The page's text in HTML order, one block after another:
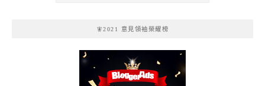
🧚2021 意見領袖榮耀榜